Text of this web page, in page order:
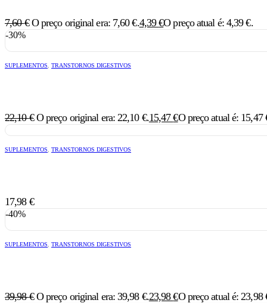
7,60€ O preço original era: 7,60 €.4,39€O preço atual é: 4,39 €.
-30%
SUPLEMENTOS TRANSTORNOS DIGESTIVOS
22,10€ O preço original era: 22,10 €.15,47€O preço atual é: 15,47
SUPLEMENTOS TRANSTORNOS DIGESTIVOS
17,98 €
-40%
SUPLEMENTOS TRANSTORNOS DIGESTIVOS
39,98€ O preço original era: 39,98 €.23,98€O preço atual é: 23,98